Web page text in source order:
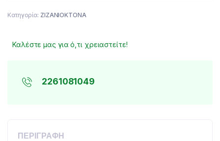
Κατηγορία: ΖΙΖΑΝΙΟΚΤΟΝΑ
Καλέστε μας για ό,τι χρειαστείτε!
2261081049
ΠΕΡΙΓΡΑΦΉ